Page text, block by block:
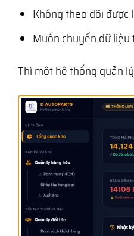
Không theo dõi
Muốn chuyển dữ
Thì một hệ thống quản